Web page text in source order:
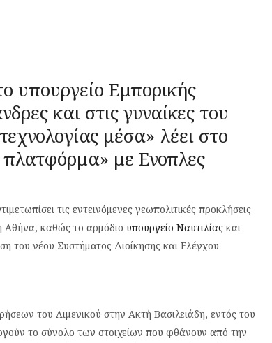
υπουργείο Εμπορικής
και στις γυναίκες του
μέσα» λέει στο
πλατφόρμα» με Ενοπλες
τις εντεινόμενες γεωπολιτικές προκλήσεις
Αθήνα, καθώς το αρμόδιο υπουργείο Ναυτιλίας και
του νέου Συστήματος Διοίκησης και Ελέγχου
του Λιμενικού στην Ακτή Βασιλειάδη, εντός του
το σύνολο των στοιχείων που φθάνουν από την